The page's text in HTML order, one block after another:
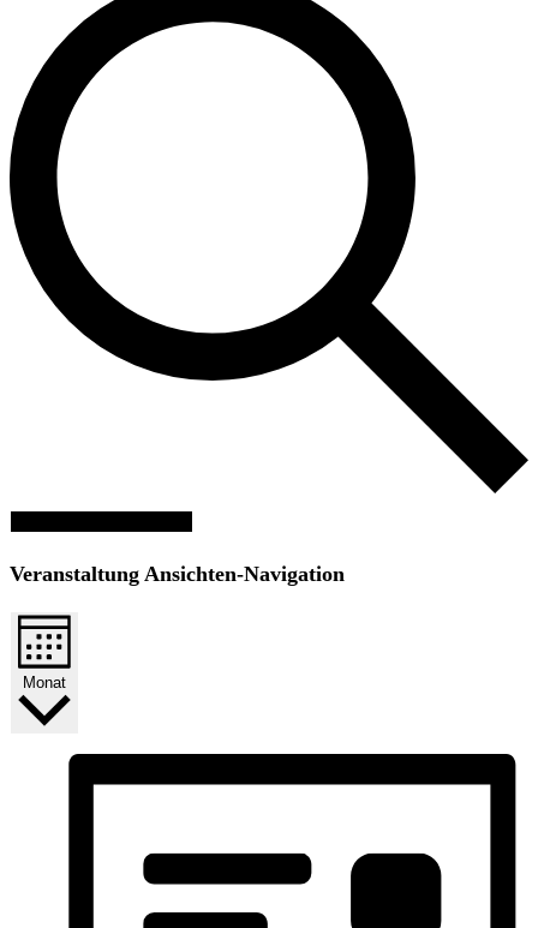
Veranstaltung Ansichten-Navigation
Monat